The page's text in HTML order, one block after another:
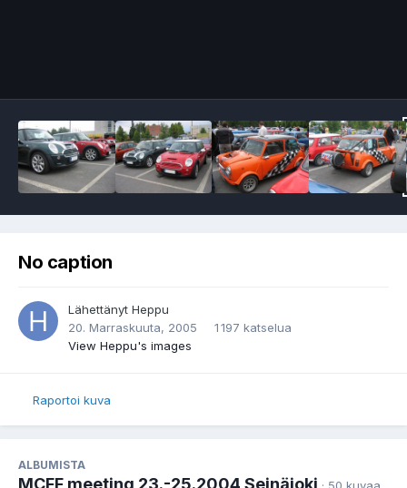
No caption
Lähettänyt Heppu
20. Marraskuuta, 2005
1 197 katselua
View Heppu's images
Raportoi kuva
ALBUMISTA
MCFF meeting 23.-25.2004 Seinäjoki